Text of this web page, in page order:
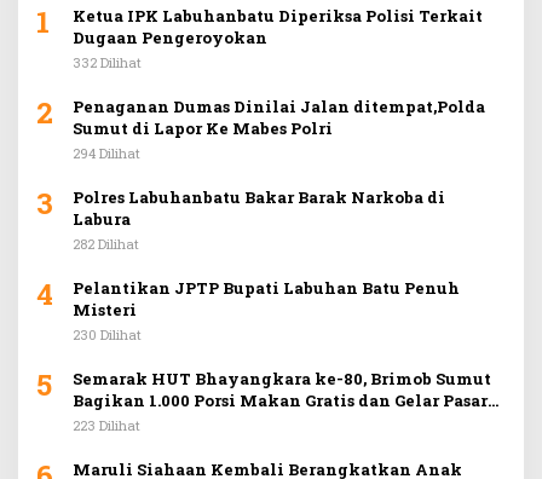
1
Ketua IPK Labuhanbatu Diperiksa Polisi Terkait
Dugaan Pengeroyokan
332 Dilihat
2
Penaganan Dumas Dinilai Jalan ditempat,Polda
Sumut di Lapor Ke Mabes Polri
294 Dilihat
3
Polres Labuhanbatu Bakar Barak Narkoba di
Labura
282 Dilihat
4
Pelantikan JPTP Bupati Labuhan Batu Penuh
Misteri
230 Dilihat
5
Semarak HUT Bhayangkara ke-80, Brimob Sumut
Bagikan 1.000 Porsi Makan Gratis dan Gelar Pasar
Murah di Car Free Day Medan
223 Dilihat
Maruli Siahaan Kembali Berangkatkan Anak